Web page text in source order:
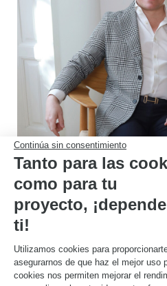
Continúa sin consentimiento
Tanto para las
como para tu
proyecto,
ti!
Utilizamos cookies para
asegurarnos de que haz el mejor uso
cookies nos permiten mejorar el
“Que la empresa más importante de cocinas
y que te pida que diseñes su espacio, son
ello que creamos una cocina pensando
varias estancias para poder vivir muchas
Madrid, la ciudad que siempre te lleva a
inesperado. ”
Jean Porsche, arquitecto e interiorista
El edificio